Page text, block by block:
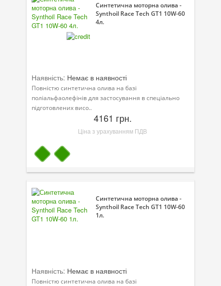
Синтетична моторна олива -
Synthoil Race Tech GT1 10W-60
4л.
Наявність: Немає в наявності
Повністю синтетична олива на базі
поліальфаолефінів для застосування в спеціально
підготовлених висо..
4161 грн.
Ціна з урахуванням ПДВ
Синтетична моторна олива -
Synthoil Race Tech GT1 10W-60
1л.
Наявність: Немає в наявності
Повністю синтетична олива на базі